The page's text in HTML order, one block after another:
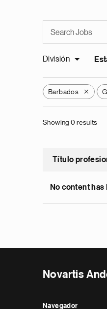
División
Barbados X
Showing 0 results
Título
No content has
Novartis
Navegador